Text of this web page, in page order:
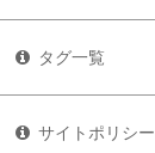
タグ一覧
サイトポリシー